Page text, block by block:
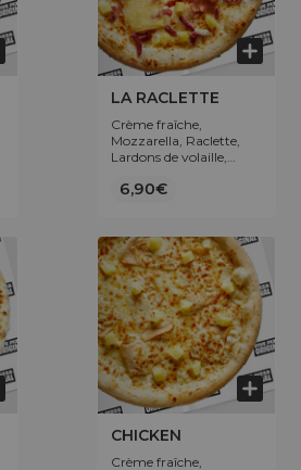
LA RACLETTE
Crème fraîche,
Mozzarella, Raclette,
Lardons de volaille,
Pommes de terre.
6,90€
CHICKEN
Crème fraîche,